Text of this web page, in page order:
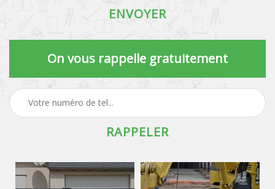
On vous rappelle gratuitement